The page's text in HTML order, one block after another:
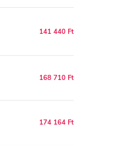
141 440 Ft
168 710 Ft
174 164 Ft